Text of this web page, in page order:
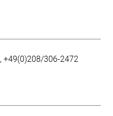
+49(0)208/306-2472